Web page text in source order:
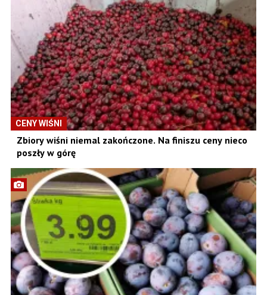
CENY WIŚNI
Zbiory wiśni niemal zakończone. Na finiszu ceny nieco
poszły w górę